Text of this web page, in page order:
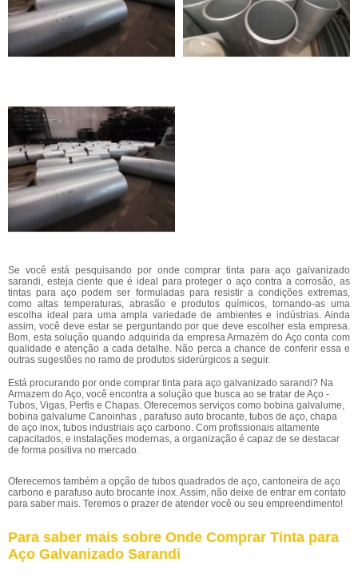
Se você está pesquisando por onde comprar tinta para aço galvanizado
sarandi, esteja ciente que é ideal para proteger o aço contra a corrosão, as
tintas para aço podem ser formuladas para resistir a condições extremas,
como altas temperaturas, abrasão e produtos químicos, tornando-as uma
escolha ideal para uma ampla variedade de ambientes e indústrias. Ainda
assim, você deve estar se perguntando por que deve escolher esta empresa.
Bom, esta solução quando adquirida da empresa Armazém do Aço conta com
qualidade e atenção a cada detalhe. Não perca a chance de conferir essa e
outras sugestões no ramo de produtos siderúrgicos a seguir.
Está procurando por onde comprar tinta para aço galvanizado sarandi? Na
Armazem do Aço, você encontra a solução que busca ao se tratar de Aço -
Tubos, Vigas, Perfis e Chapas. Oferecemos serviços como bobina galvalume,
bobina galvalume Canoinhas , parafuso auto brocante, tubos de aço, chapa
de aço inox, tubos industriais aço carbono. Com profissionais altamente
capacitados, e instalações modernas, a organização é capaz de se destacar
de forma positiva no mercado.
Oferecemos também a opção de tubos quadrados de aço, cantoneira de aço
carbono e parafuso auto brocante inox. Assim, não deixe de entrar em contato
para saber mais. Teremos o prazer de atender você ou seu empreendimento!
Para saber mais sobre Onde Comprar Tinta para
Aço Galvanizado Sarandi